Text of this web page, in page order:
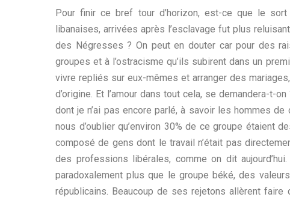
Pour finir ce bref tour d’horizon, est-ce que le
libanaises, arrivées après l’esclavage fut plus
des Négresses ? On peut en douter car pour des
groupes et à l’ostracisme qu’ils subirent dans un
vivre repliés sur eux-mêmes et arranger des
d’origine. Et l’amour dans tout cela, se demandera-t-
dont je n’ai pas encore parlé, à savoir les hommes
nous d’oublier qu’environ 30% de ce groupe étaient
composé de gens dont le travail n’était pas
des professions libérales, comme on dit
paradoxalement plus que le groupe béké, des
républicains. Beaucoup de ses rejetons allèrent